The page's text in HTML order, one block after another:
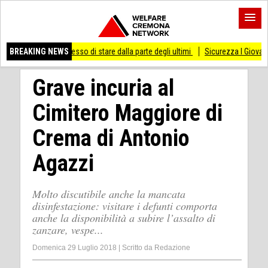
BREAKING NEWS
smesso di stare dalla parte degli ultimi Sicurezza I Giovani Democratici
Grave incuria al
Cimitero Maggiore di
Crema di Antonio
Agazzi
Molto discutibile anche la mancata
disinfestazione: visitare i defunti comporta
anche la disponibilità a subire l’assalto di
zanzare, vespe...
Domenica 29 Luglio 2018 Scritto da Redazione